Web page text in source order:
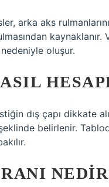
arka aks
oluşur.
dış çapı dikkate
belirlenir.